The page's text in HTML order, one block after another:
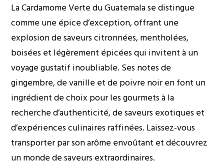
La Cardamome Verte du Guatemala se distingue
comme une épice d’exception, offrant une
explosion de saveurs citronnées, mentholées,
boisées et légèrement épicées qui invitent à un
voyage gustatif inoubliable. Ses notes de
gingembre, de vanille et de poivre noir en font un
ingrédient de choix pour les gourmets à la
recherche d’authenticité, de saveurs exotiques et
d’expériences culinaires raffinées. Laissez-vous
transporter par son arôme envoûtant et découvrez
un monde de saveurs extraordinaires.